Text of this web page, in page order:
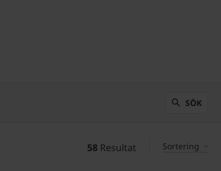
SÖK
58 Resultat Sortering